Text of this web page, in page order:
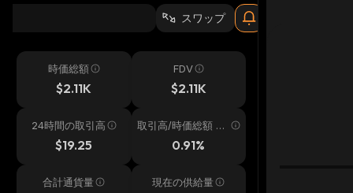
スワップ
時価総額
$2.11K
FDV
$2.11K
24時間の取引高
$19.25
取引高/時価総額 24
0.91%
合計通貨量 現在の供給量